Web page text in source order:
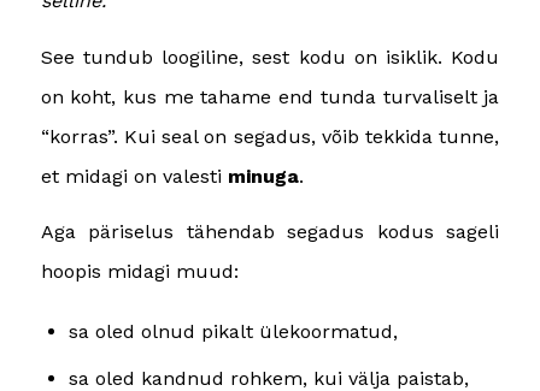
See tundub loogiline, sest kodu on isiklik. Kodu
on koht, kus me tahame end tunda turvaliselt ja
“korras”. Kui seal on segadus, võib tekkida tunne,
et midagi on valesti minuga.
Aga päriselus tähendab segadus kodus sageli
hoopis midagi muud:
sa oled olnud pikalt ülekoormatud,
sa oled kandnud rohkem, kui välja paistab,